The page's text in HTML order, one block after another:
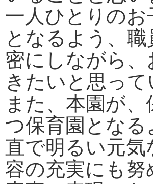
一人ひとりの
となるよう、
密にしながら
きたいと思って
また、本園が
つ保育園とな
直で明るい元
容の充実にも